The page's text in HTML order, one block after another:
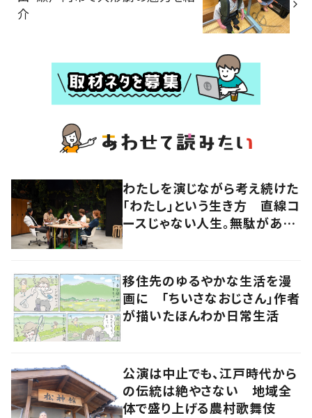
介
わたしを演じながら考え続けた
「わたし」という生き方 直線コ
ースじゃない人生。無駄がある
移住先のゆるやかな生活を漫
画に 「ちいさなおじさん」作者
が描いたほんわか日常生活
公演は中止でも、江戸時代から
の伝統は絶やさない 地域全
体で盛り上げる農村歌舞伎